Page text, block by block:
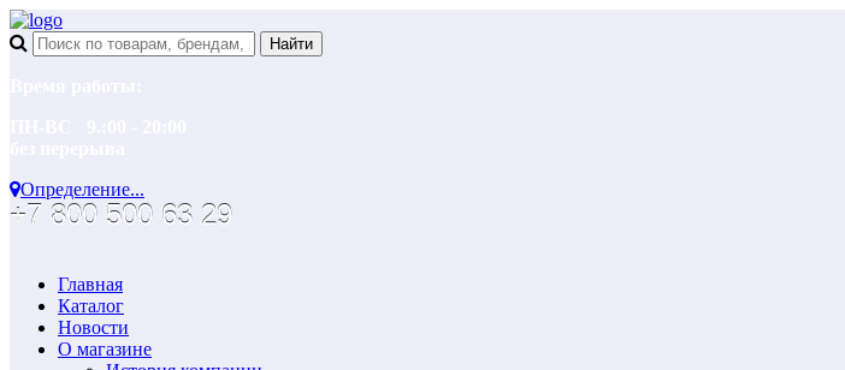
Определение...
+7 800 500 63 29
Главная
Каталог
Новости
О магазине